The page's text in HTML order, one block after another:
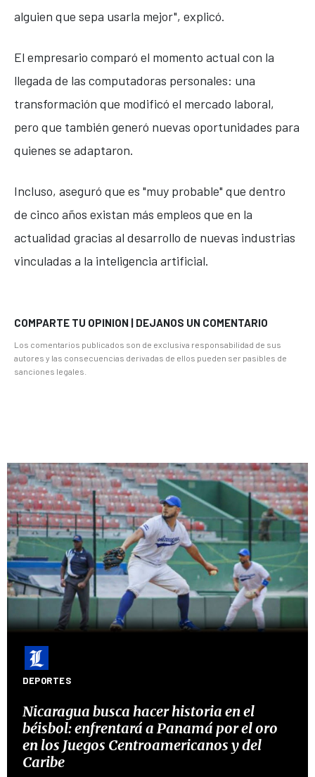
alguien que sepa usarla mejor", explicó.
El empresario comparó el momento actual con la
llegada de las computadoras personales: una
transformación que modificó el mercado laboral,
pero que también generó nuevas oportunidades para
quienes se adaptaron.
Incluso, aseguró que es "muy probable" que dentro
de cinco años existan más empleos que en la
actualidad gracias al desarrollo de nuevas industrias
vinculadas a la inteligencia artificial.
COMPARTE TU OPINION | DEJANOS UN COMENTARIO
Los comentarios publicados son de exclusiva responsabilidad de sus
autores y las consecuencias derivadas de ellos pueden ser pasibles de
sanciones legales.
DEPORTES
Nicaragua busca hacer historia en el
béisbol: enfrentará a Panamá por el oro
en los Juegos Centroamericanos y del
Caribe